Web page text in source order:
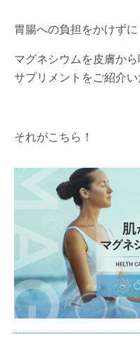
胃腸への負担をかけずに
マグネシウムを皮膚か
サプリメントをご紹介い
それがこちら！